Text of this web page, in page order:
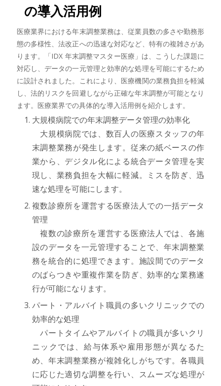
の導入活用例
医療業界における年末調整業務は、従業員数の多さや勤務形
態の多様性、法改正への迅速な対応など、特有の複雑さがあ
ります。「IDX 年末調整マスター医療」は、こうした課題に
対応し、データの一元管理と効率的な処理を可能にするため
に設計されました。これにより、医療機関の業務負担を軽減
し、法的リスクを回避しながら正確な年末調整が可能となり
ます。医療業界での具体的な導入活用例を紹介します。
大規模病院での年末調整データ管理の効率化
大規模病院では、数百人の医療スタッフの年
末調整業務が発生します。従来の紙ベースの作
業から、デジタル化による統合データ管理を実
現し、業務負担を大幅に軽減。ミスを防ぎ、迅
速な処理を可能にします。
複数診療所を運営する医療法人での一括データ
管理
複数の診療所を運営する医療法人では、各施
設のデータを一元管理することで、年末調整業
務を統合的に処理できます。施設間でのデータ
のばらつきや重複作業を防ぎ、効率的な業務遂
行が可能になります。
パート・アルバイト職員の多いクリニックでの
効率的な処理
パートタイムやアルバイトの職員が多いクリ
ニックでは、給与体系や雇用形態が異なるた
め、年末調整業務が複雑化しがちです。各職員
に応じた適切な調整を行い、スムーズな処理が